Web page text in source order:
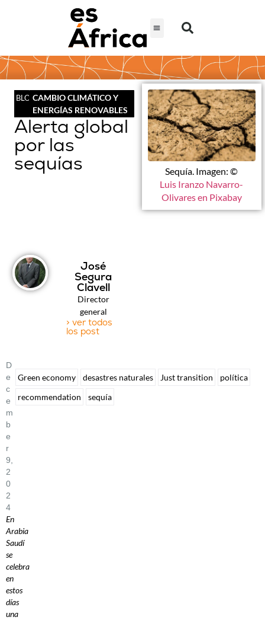
BLOGCAMBIO CLIMÁTICO Y
ENERGÍAS RENOVABLES
Alerta global
por las
sequías
Sequía. Imagen: ©
Luis Iranzo Navarro-
Olivares en Pixabay
José
Segura
Clavell
Director
general
> ver todos
los post
D
E
C
E
M
B
E
R
9,
2
0
2
4
En
Arabia
Saudí
se
celebra
en
estos
días
una
Green economy desastres naturales Just transition
política
recommendation
sequía